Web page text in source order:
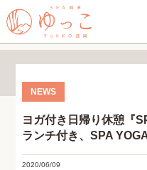
ヨガ付き日帰り休憩『
ランチ付き、SPA
2020/06/09